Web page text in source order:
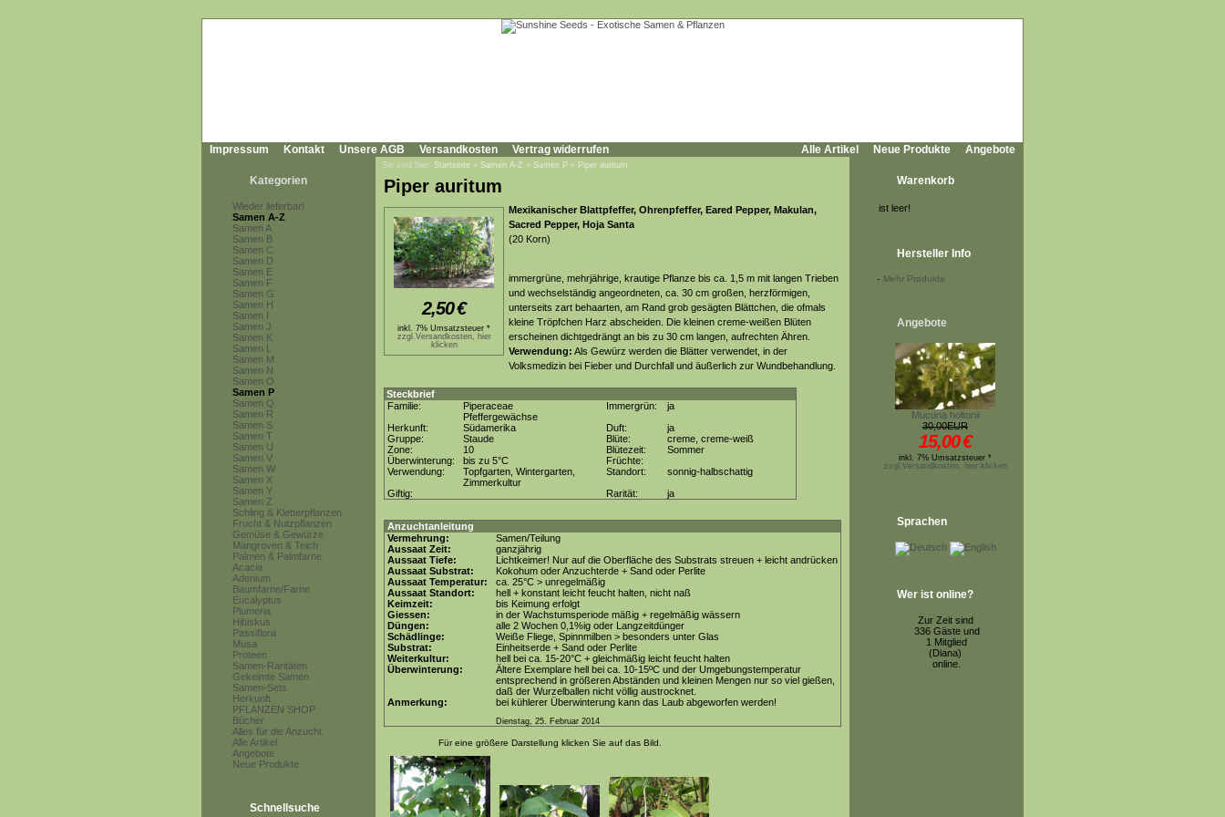
Impressum Kontakt Unsere AGB Versandkosten Vertrag widerrufen Alle Artikel Neue Produkte Angebote
Kategorien
Wieder lieferbar!
Samen A-Z
Samen A
Samen B
Samen C
Samen D
Samen E
Samen F
Samen G
Samen H
Samen I
Samen J
Samen K
Samen L
Samen M
Samen N
Samen O
Samen P
Samen Q
Samen R
Samen S
Samen T
Samen U
Samen V
Samen W
Samen X
Samen Y
Samen Z
Schling & Kletterpflanzen
Frucht & Nutzpflanzen
Gemüse & Gewürze
Mangroven & Teich
Palmen & Palmfarne
Acacia
Adenium
Baumfarne/Farne
Eucalyptus
Plumeria
Hibiskus
Passiflora
Musa
Proteen
Samen-Raritäten
Gekeimte Samen
Samen-Sets
Herkunft
PFLANZEN SHOP
Bücher
Alles für die Anzucht
Alle Artikel
Angebote
Neue Produkte
Schnellsuche
Sie sind hier: Startseite » Samen A-Z » Samen P » Piper auritum
Piper auritum
2,50€
inkl. 7% Umsatzsteuer *
zzgl.Versandkosten, hier
klicken
Mexikanischer Blattpfeffer, Ohrenpfeffer, Eared Pepper, Makulan,
Sacred Pepper, Hoja Santa
(20 Korn)
immergrüne, mehrjährige, krautige Pflanze bis ca. 1,5 m mit langen Trieben
und wechselständig angeordneten, ca. 30 cm großen, herzförmigen,
unterseits zart behaarten, am Rand grob gesägten Blättchen, die ofmals
kleine Tröpfchen Harz abscheiden. Die kleinen creme-weißen Blüten
erscheinen dichtgedrängt an bis zu 30 cm langen, aufrechten Ähren.
Verwendung: Als Gewürz werden die Blätter verwendet, in der
Volksmedizin bei Fieber und Durchfall und äußerlich zur Wundbehandlung.
Steckbrief
Familie:
Piperaceae
Pfeffergewächse
Immergrün:
ja
Herkunft:
Südamerika Duft:
ja
Gruppe:
Staude Blüte:
creme, creme-weiß
Zone:
10 Blütezeit:
Sommer
Überwinterung:
bis zu 5°C
Früchte:
Verwendung:
Topfgarten, Wintergarten,
Zimmerkultur
Standort:
sonnig-halbschattig
Giftig:
Rarität: ja
Anzuchtanleitung
Vermehrung:
Samen/Teilung
Aussaat Zeit:
ganzjährig
Aussaat Tiefe:
Lichtkeimer! Nur auf die Oberfläche des Substrats streuen + leicht andrücken
Aussaat Substrat:
Kokohum oder Anzuchterde + Sand oder Perlite
Aussaat Temperatur:
ca. 25°C > unregelmäßig
Aussaat Standort:
hell + konstant leicht feucht halten, nicht naß
Keimzeit:
bis Keimung erfolgt
Giessen:
in der Wachstumsperiode mäßig + regelmäßig wässern
Düngen:
alle 2 Wochen 0,1%ig oder Langzeitdünger
Schädlinge:
Weiße Fliege, Spinnmilben > besonders unter Glas
Substrat:
Einheitserde + Sand oder Perlite
Weiterkultur:
hell bei ca. 15-20°C + gleichmäßig leicht feucht halten
Überwinterung:
Ältere Exemplare hell bei ca. 10-15ºC und der Umgebungstemperatur
entsprechend in größeren Abständen und kleinen Mengen nur so viel gießen,
daß der Wurzelballen nicht völlig austrocknet.
Anmerkung:
bei kühlerer Überwinterung kann das Laub abgeworfen werden!
Dienstag, 25. Februar 2014
Für eine größere Darstellung klicken Sie auf das Bild.
Warenkorb
ist leer!
Hersteller Info
- Mehr Produkte
Angebote
Mucuna holtonii
30,00EUR
15,00€
inkl. 7% Umsatzsteuer *
zzgl.Versandkosten, hier klicken
Sprachen
Wer ist online?
Zur Zeit sind
336 Gäste und
1 Mitglied
(Diana)
online.